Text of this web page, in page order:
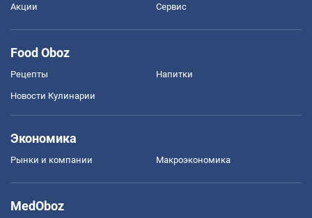
Акции Сервис
Food Oboz
Рецепты Напитки
Новости Кулинарии
Экономика
Рынки и компании Mакроэкономика
MedOboz